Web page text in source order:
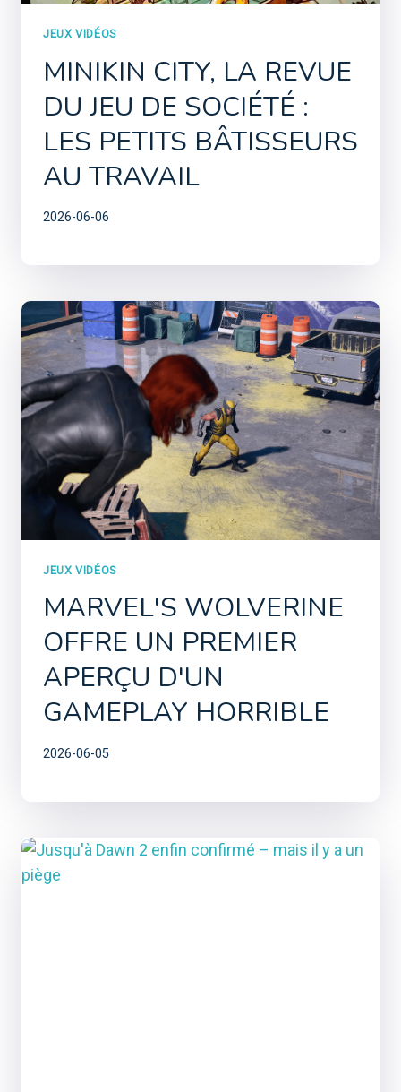
JEUX VIDÉOS
MINIKIN CITY, LA REVUE
DU JEU DE SOCIÉTÉ :
LES PETITS BÂTISSEURS
AU TRAVAIL
2026-06-06
JEUX VIDÉOS
MARVEL'S WOLVERINE
OFFRE UN PREMIER
APERÇU D'UN
GAMEPLAY HORRIBLE
2026-06-05